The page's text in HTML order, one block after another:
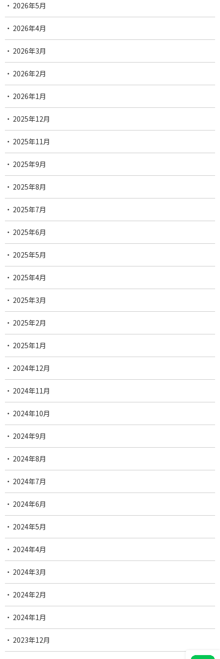
2026年5月
2026年4月
2026年3月
2026年2月
2026年1月
2025年12月
2025年11月
2025年9月
2025年8月
2025年7月
2025年6月
2025年5月
2025年4月
2025年3月
2025年2月
2025年1月
2024年12月
2024年11月
2024年10月
2024年9月
2024年8月
2024年7月
2024年6月
2024年5月
2024年4月
2024年3月
2024年2月
2024年1月
2023年12月